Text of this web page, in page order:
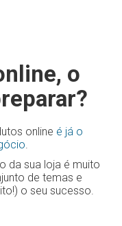
o
online é já o
.
da sua loja é muito
de temas e
o seu sucesso.